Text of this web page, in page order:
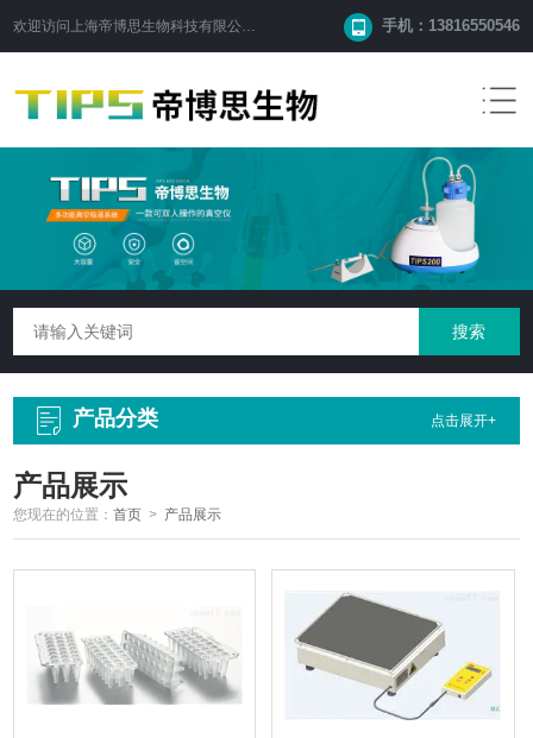
欢迎访问 上海帝博思生物科技有限公司 手机：13816550546
产品分类 点击展开+
产品展示
您现在的位置：首页 > 产品展示